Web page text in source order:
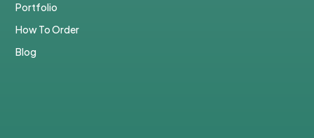
Portfolio
How To Order
Blog